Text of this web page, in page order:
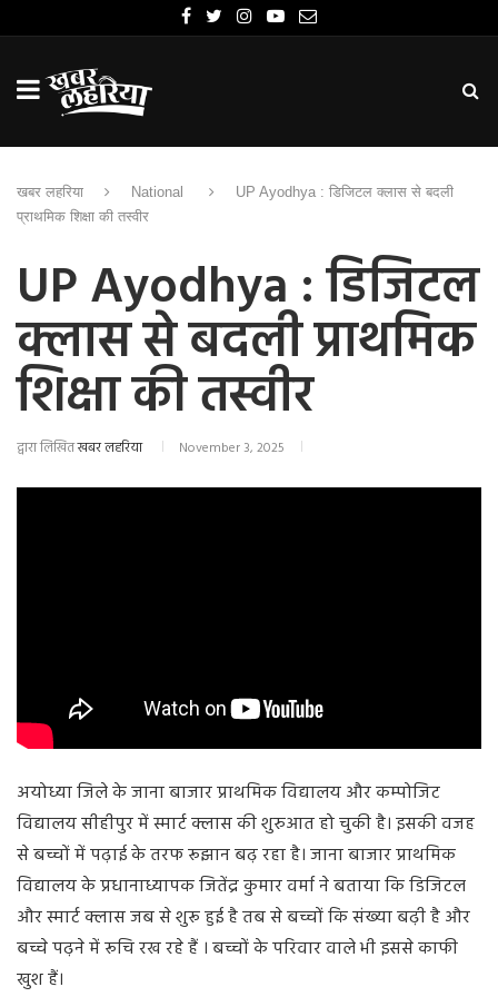
खबर लहरिया National
UP Ayodhya : डिजिटल क्लास से बदली
प्राथमिक शिक्षा की तस्वीर
UP Ayodhya : डिजिटल
क्लास से बदली प्राथमिक
शिक्षा की तस्वीर
द्वारा लिखितखबर लहरिया November 3, 2025
अयोध्या जिले के जाना बाजार प्राथमिक विद्यालय और कम्पोजिट
विद्यालय सीहीपुर में स्मार्ट क्लास की शुरुआत हो चुकी है। इसकी वजह
से बच्चों में पढ़ाई के तरफ रूझान बढ़ रहा है। जाना बाजार प्राथमिक
विद्यालय के प्रधानाध्यापक जितेंद्र कुमार वर्मा ने बताया कि डिजिटल
और स्मार्ट क्लास जब से शुरू हुई है तब से बच्चों कि संख्या बढ़ी है और
बच्चे पढ़ने में रूचि रख रहे हैं । बच्चों के परिवार वाले भी इससे काफी
खुश हैं।